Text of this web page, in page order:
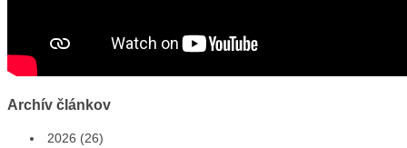
Archív článkov
2026 (26)